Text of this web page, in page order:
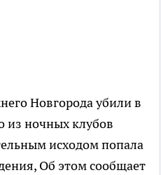
Новгорода убили в
из ночных клубов
исходом попала
Об этом сообщает